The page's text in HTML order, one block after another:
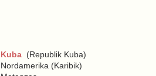
Kuba (Republik Kuba)
Nordamerika (Karibik)